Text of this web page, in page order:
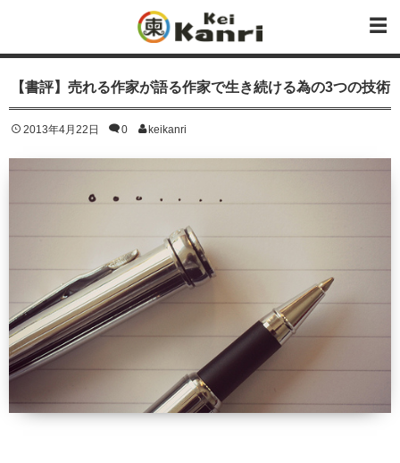
【書評】売れる作家が語る作家で生き続ける為の3つの技術
2013年4月22日 0 keikanri